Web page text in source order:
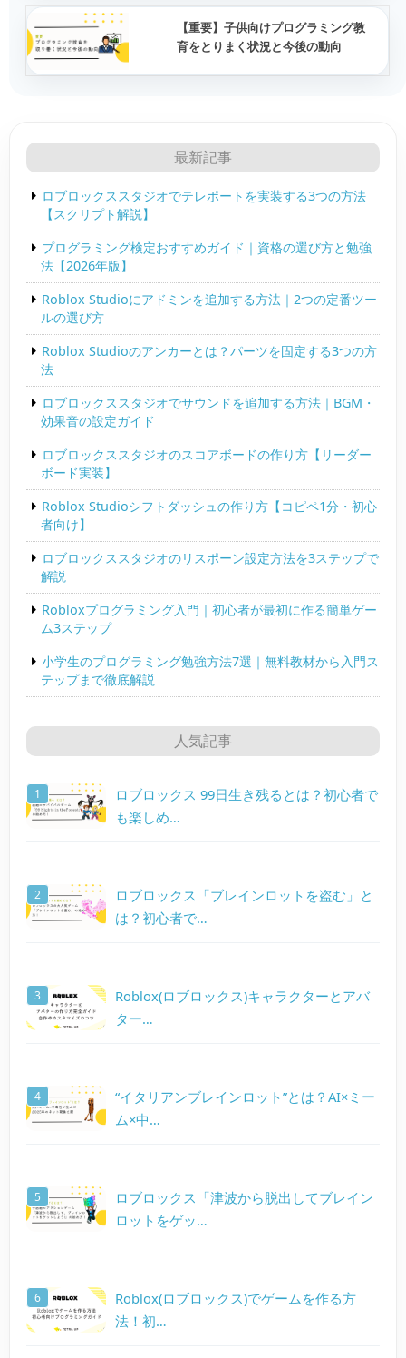
【重要】子供向けプログラミング教
育をとりまく状況と今後の動向
最新記事
ロブロックススタジオでテレポートを実装する3つの方法
【スクリプト解説】
プログラミング検定おすすめガイド｜資格の選び方と勉強
法【2026年版】
Roblox Studioにアドミンを追加する方法｜2つの定番ツー
ルの選び方
Roblox Studioのアンカーとは？パーツを固定する3つの方
法
ロブロックススタジオでサウンドを追加する方法｜BGM・
効果音の設定ガイド
ロブロックススタジオのスコアボードの作り方【リーダー
ボード実装】
Roblox Studioシフトダッシュの作り方【コピペ1分・初心
者向け】
ロブロックススタジオのリスポーン設定方法を3ステップで
解説
Robloxプログラミング入門｜初心者が最初に作る簡単ゲー
ム3ステップ
小学生のプログラミング勉強方法7選｜無料教材から入門ス
テップまで徹底解説
人気記事
ロブロックス 99日生き残るとは？初心者で
も楽しめ…
ロブロックス「ブレインロットを盗む」と
は？初心者で…
Roblox(ロブロックス)キャラクターとアバ
ター…
“イタリアンブレインロット”とは？AI×ミー
ム×中…
ロブロックス「津波から脱出してブレイン
ロットをゲッ…
Roblox(ロブロックス)でゲームを作る方
法！初…